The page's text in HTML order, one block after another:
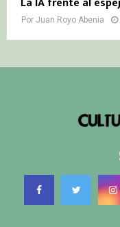
Por Juan Royo Abenia